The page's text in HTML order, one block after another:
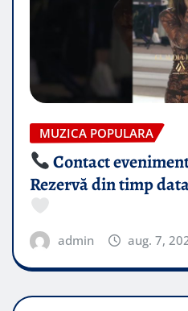
MUZICA POPULARA
Contact
Rezervă din timp
admin aug. 7,